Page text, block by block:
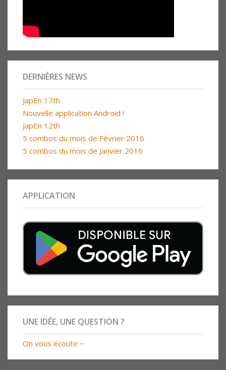
DERNIÈRES NEWS
JapEn 17th
Nouvelle application Android !
JapEn 12th
5 combos du mois de Février 2016
5 combos du mois de Janvier 2016
APPLICATION
UNE IDÉE, UNE QUESTION ?
On vous écoute ~